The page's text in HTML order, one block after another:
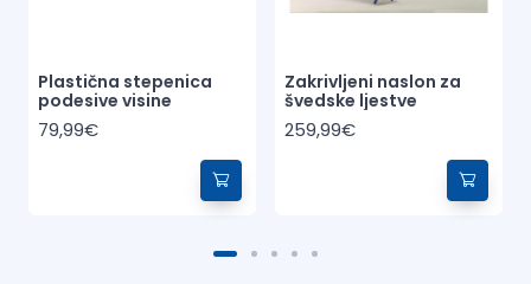
Plastična stepenica
podesive visine
79,99€
Zakrivljeni naslon za
švedske ljestve
259,99€